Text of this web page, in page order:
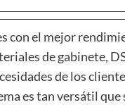
el mejor
de gabinete,
de los
es tan versátil que